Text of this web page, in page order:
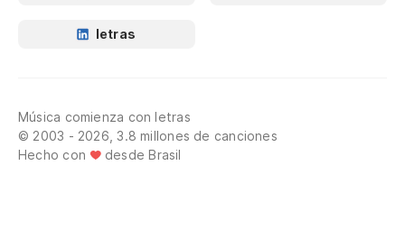
letras
Música comienza con letras
© 2003 - 2026, 3.8 millones de canciones
Hecho con
desde Brasil